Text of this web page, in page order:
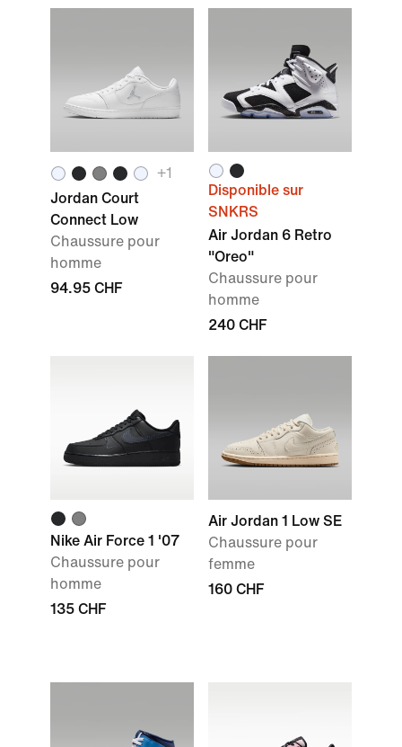
+1
Jordan Court
Connect Low
Chaussure pour
homme
94.95 CHF
Disponible sur
SNKRS
Air Jordan 6 Retro
"Oreo"
Chaussure pour
homme
240 CHF
Nike Air Force 1 '07
Chaussure pour
homme
135 CHF
Air Jordan 1 Low SE
Chaussure pour
femme
160 CHF